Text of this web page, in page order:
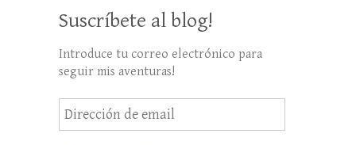
Suscríbete al blog!
Introduce tu correo electrónico para
seguir mis aventuras!
Dirección
de